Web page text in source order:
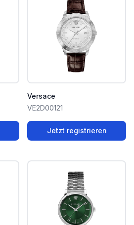
Versace
VE2D00121
Jetzt registrieren